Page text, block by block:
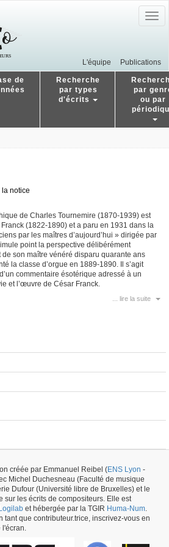
L'équipe Publications
de
Recherche
par types
d'écrits
par
ou par
notice
de Charles Tournemire (1870-1939) est
(1822-1890) et a paru en 1931 dans la
par les maîtres d’aujourd’hui » dirigée par
point la perspective délibérément
de son maître vénéré disparu quarante ans
la classe d’orgue en 1889-1890. Il s’agit
commentaire ésotérique adressé à un
et l’œuvre de César Franck.
... lire la suite
(1870-1939)
par Emmanuel Reibel
créée par Emmanuel Reibel (ENS Lyon -
Michel Duchesneau (Faculté de musique
Dufour (Université libre de Bruxelles) et le
sur les écrits de compositeurs. Elle est
et hébergée par la TGIR Huma-Num
tant que contributeur.trice, inscrivez-vous en